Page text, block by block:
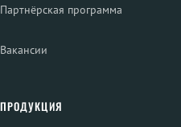
Партнёрская программа
Вакансии
ПРОДУКЦИЯ